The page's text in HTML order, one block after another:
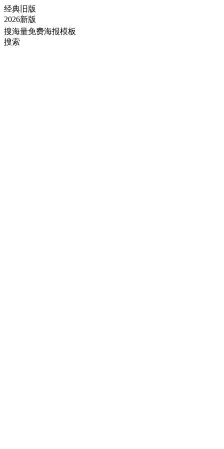
经典旧版
2026新版
搜海量免费海报模板
搜索